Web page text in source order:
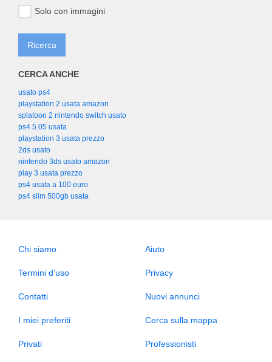
Solo con immagini
CERCA ANCHE
usato ps4
playstation 2 usata amazon
splatoon 2 nintendo switch usato
ps4 5.05 usata
playstation 3 usata prezzo
2ds usato
nintendo 3ds usato amazon
play 3 usata prezzo
ps4 usata a 100 euro
ps4 slim 500gb usata
Chi siamo Aiuto
Termini d’uso Privacy
Contatti Nuovi annunci
I miei preferiti Cerca sulla mappa
Privati Professionisti